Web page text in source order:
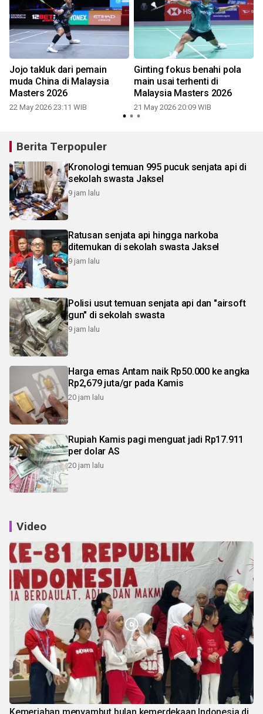
Jojo takluk dari pemain
muda China di Malaysia
Masters 2026
22 May 2026 23:11 WIB
Ginting fokus benahi pola
main usai terhenti di
Malaysia Masters 2026
21 May 2026 20:09 WIB
Berita Terpopuler
Kronologi temuan 995 pucuk senjata api di
sekolah swasta Jaksel
9 jam lalu
Ratusan senjata api hingga narkoba
ditemukan di sekolah swasta Jaksel
9 jam lalu
Polisi usut temuan senjata api dan "airsoft
gun" di sekolah swasta
9 jam lalu
Harga emas Antam naik Rp50.000 ke angka
Rp2,679 juta/gr pada Kamis
20 jam lalu
Rupiah Kamis pagi menguat jadi Rp17.911
per dolar AS
20 jam lalu
Video